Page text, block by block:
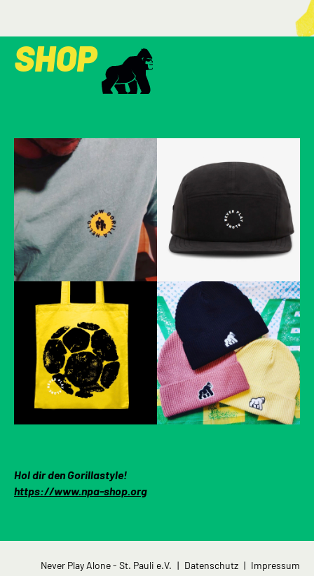
SHOP
Hol dir den Gorillastyle!
https://www.npa-shop.org
Never Play Alone - St. Pauli e.V. Navigation
Datenschutz Impressum